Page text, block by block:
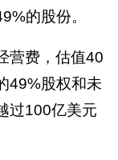
的股份。
营费，估值40
49%股权和未
过100亿美元